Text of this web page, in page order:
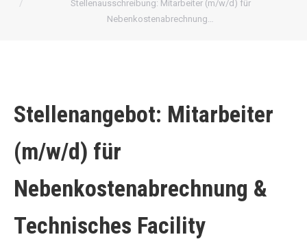
Stellenausschreibung: Mitarbeiter (m/w/d) für
Nebenkostenabrechnung…
Stellenangebot: Mitarbeiter
(m/w/d) für
Nebenkostenabrechnung &
Technisches Facility